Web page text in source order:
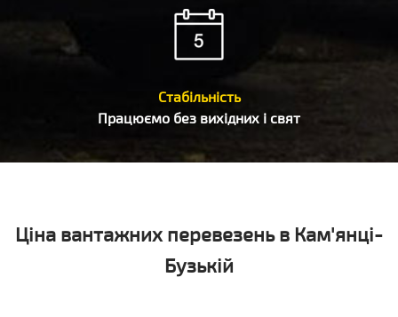
Стабільність
Працюємо без вихідних і свят
Ціна вантажних перевезень в Кам'янці-
Бузькій